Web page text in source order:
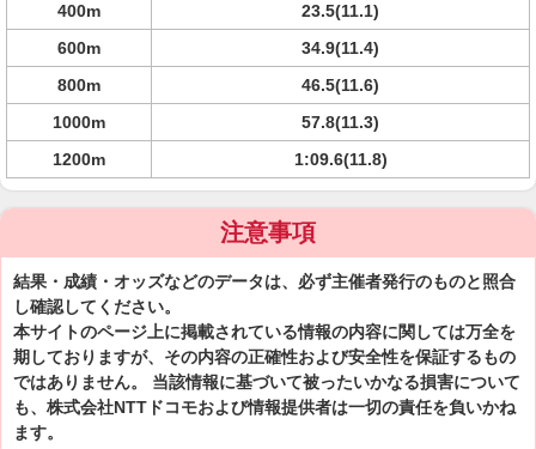
400m
23.5(11.1)
600m
34.9(11.4)
800m
46.5(11.6)
1000m
57.8(11.3)
1200m
1:09.6(11.8)
注意事項
結果・成績・オッズなどのデータは、必ず主催者発行のものと照合
し確認してください。
本サイトのページ上に掲載されている情報の内容に関しては万全を
期しておりますが、その内容の正確性および安全性を保証するもの
ではありません。 当該情報に基づいて被ったいかなる損害について
も、株式会社NTTドコモおよび情報提供者は一切の責任を負いかね
ます。